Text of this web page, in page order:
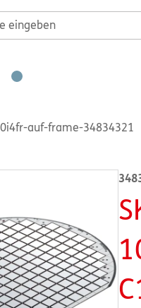
auf-frame-34834321